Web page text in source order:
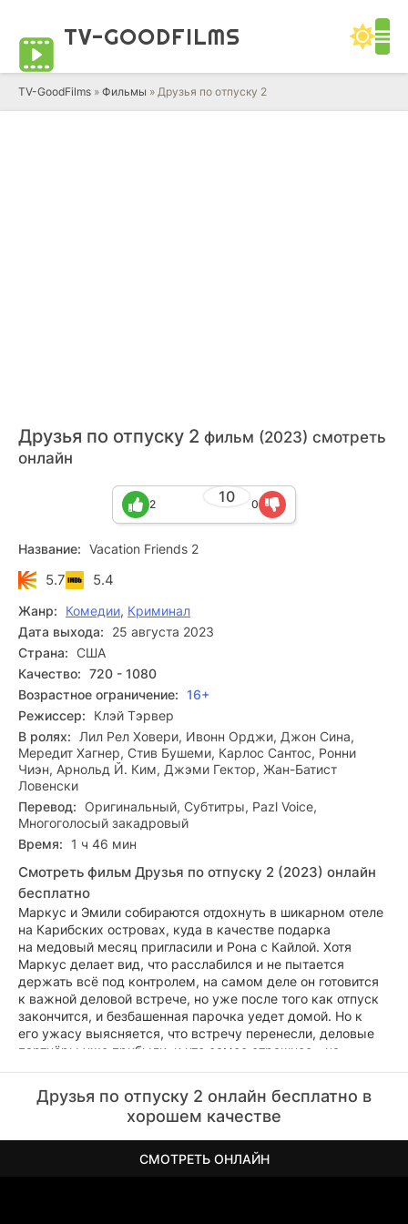
TV-GOODFILMS
TV-GoodFilms » Фильмы » Друзья по отпуску 2
Друзья по отпуску 2 фильм (2023) смотреть
онлайн
10
2 0
Название: Vacation Friends 2
5.7 5.4
Жанр: Комедии, Криминал
Дата выхода:
25 августа 2023
Страна: США
Качество: 720 - 1080
Возрастное ограничение: 16+
Режиссер:
Клэй Тэрвер
В ролях:
Лил Рел Ховери, Ивонн Орджи, Джон Сина,
Мередит Хагнер, Стив Бушеми, Карлос Сантос, Ронни
Чиэн, Арнольд Й. Ким, Джэми Гектор, Жан-Батист
Ловенски
Перевод: Оригинальный, Субтитры, Pazl Voice,
Многоголосый закадровый
Время:
1 ч 46 мин
Смотреть фильм Друзья по отпуску 2 (2023) онлайн
бесплатно
Маркус и Эмили собираются отдохнуть в шикарном отеле
на Карибских островах, куда в качестве подарка
на медовый месяц пригласили и Рона с Кайлой. Хотя
Маркус делает вид, что расслабился и не пытается
держать всё под контролем, на самом деле он готовится
к важной деловой встрече, но уже после того как отпуск
закончится, и безбашенная парочка уедет домой. Но к
его ужасу выясняется, что встречу перенесли, деловые
партнёры уже прибыли, и что самое страшное - на
наклонностями.
Друзья по отпуску 2 онлайн бесплатно в
хорошем качестве
СМОТРЕТЬ ОНЛАЙН